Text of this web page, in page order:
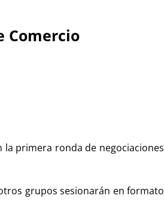
Comercio
primera ronda de negociaciones
grupos sesionarán en formato